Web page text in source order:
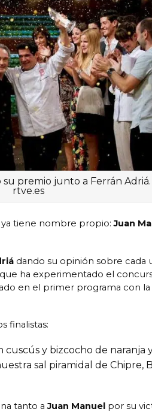
premio junto a Ferrán Adriá.
rtve.es
ya tiene nombre propio:Juan
dando su opinión sobre cada
ha experimentado el
en el primer programa con
finalistas:
cuscús y bizcocho de naranja
sal piramidal de Chipre,
tanto aJuan Manuel por su